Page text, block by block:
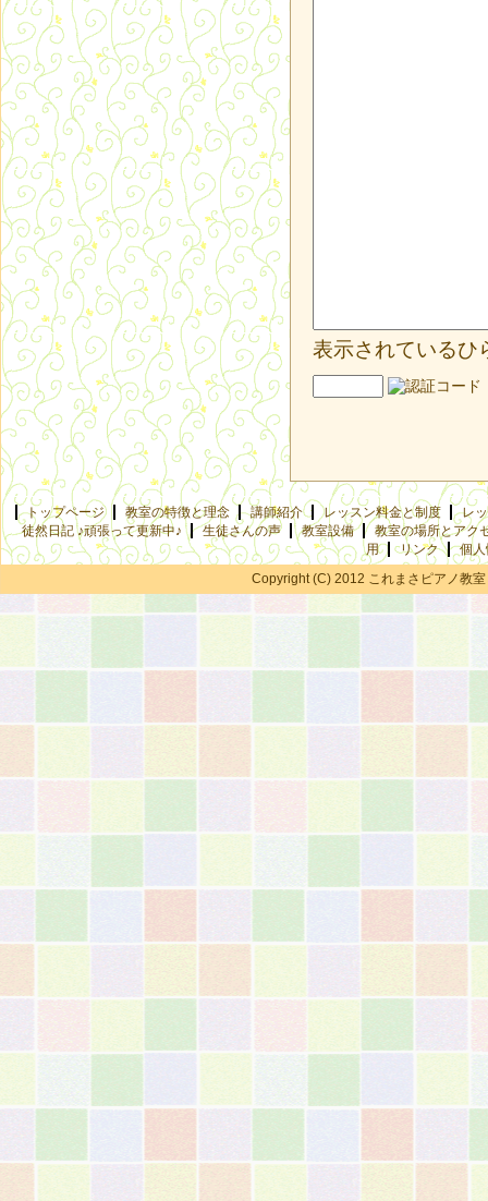
表示されているひ
トップページ 教室の特徴と理念 講師紹介 レッスン料金と制度
レ
徒然日記 ♪頑張って更新中♪
生徒さんの声 教室設備
教室の場所とアク
用
リンク
個
Copyright (C) 2012 これまさピアノ教